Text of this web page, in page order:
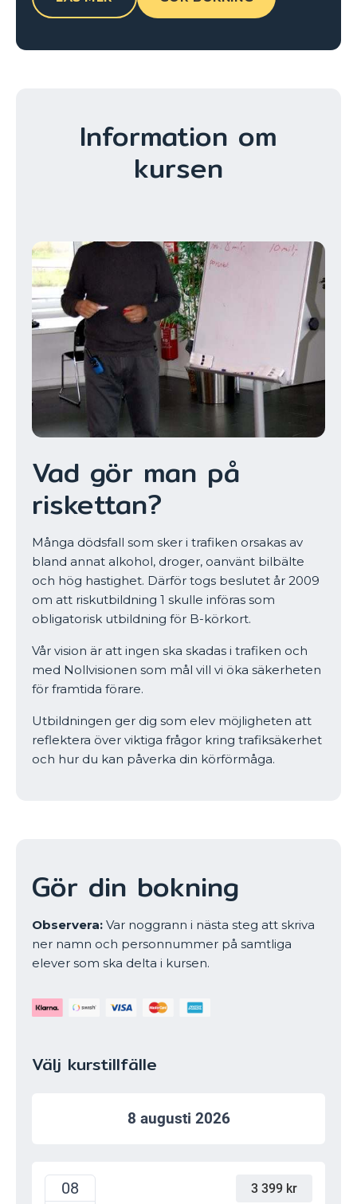
Information om
kursen
Vad gör man på
riskettan?
Många dödsfall som sker i trafiken orsakas av
bland annat alkohol, droger, oanvänt bilbälte
och hög hastighet. Därför togs beslutet år 2009
om att riskutbildning 1 skulle införas som
obligatorisk utbildning för B-körkort.
Vår vision är att ingen ska skadas i trafiken och
med Nollvisionen som mål vill vi öka säkerheten
för framtida förare.
Utbildningen ger dig som elev möjligheten att
reflektera över viktiga frågor kring trafiksäkerhet
och hur du kan påverka din körförmåga.
Gör din bokning
Observera: Var noggrann i nästa steg att skriva
ner namn och personnummer på samtliga
elever som ska delta i kursen.
Välj kurstillfälle
08 3 399 kr